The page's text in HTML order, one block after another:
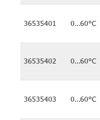
36535401 0…60°C
36535402 0…60°C
36535403 0…60°C